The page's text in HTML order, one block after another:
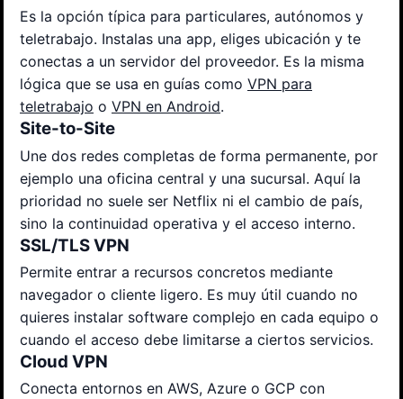
Es la opción típica para particulares, autónomos y
teletrabajo. Instalas una app, eliges ubicación y te
conectas a un servidor del proveedor. Es la misma
lógica que se usa en guías como VPN para
teletrabajo o VPN en Android.
Site-to-Site
Une dos redes completas de forma permanente, por
ejemplo una oficina central y una sucursal. Aquí la
prioridad no suele ser Netflix ni el cambio de país,
sino la continuidad operativa y el acceso interno.
SSL/TLS VPN
Permite entrar a recursos concretos mediante
navegador o cliente ligero. Es muy útil cuando no
quieres instalar software complejo en cada equipo o
cuando el acceso debe limitarse a ciertos servicios.
Cloud VPN
Conecta entornos en AWS, Azure o GCP con